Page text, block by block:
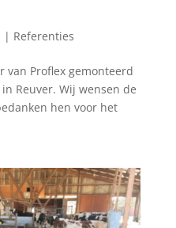
| Referenties
van Proflex gemonteerd
Reuver. Wij wensen de
hen voor het